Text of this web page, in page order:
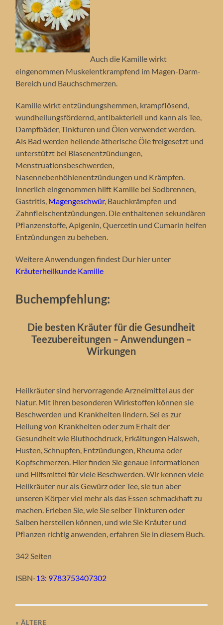
Auch die Kamille wirkt
eingenommen Muskelentkrampfend im Magen-Darm-
Bereich und Bauchschmerzen.
Kamille wirkt entzündungshemmen, krampflösend,
wundheilungsfördernd, antibakteriell und kann als Tee,
Dampfbäder, Tinkturen und Ölen verwendet werden.
Als Bad werden heilende ätherische Öle freigesetzt und
unterstützt bei Blasenentzündungen,
Menstruationsbeschwerden,
Nasennebenhöhlenentzündungen und Krämpfen.
Innerlich eingenommen hilft Kamille bei Sodbrennen,
Gastritis, Magengeschwür, Bauchkrämpfen und
Zahnfleischentzündungen. Die enthaltenen sekundären
Pflanzenstoffe, Apigenin, Quercetin und Cumarin helfen
Entzündungen zu beheben.
Weitere Anwendungen findest Dur hier unter
Kräuterheilkunde Kamille
Buchempfehlung:
Die besten Kräuter für die Gesundheit
Teezubereitungen – Anwendungen –
Wirkungen
Heilkräuter sind hervorragende Arzneimittel aus der
Natur. Mit ihren besonderen Wirkstoffen können sie
Beschwerden und Krankheiten lindern. Sei es zur
Heilung von Krankheiten oder zum Erhalt der
Gesundheit wie Bluthochdruck, Erkältungen Halsweh,
Husten, Schnupfen, Entzündungen, Rheuma oder
Kopfschmerzen. Hier finden Sie genaue Informationen
und Hilfsmittel für viele Beschwerden. Wir kennen viele
Heilkräuter nur als Gewürz oder Tee, sie tun aber
unseren Körper viel mehr als das Essen schmackhaft zu
machen. Erleben Sie, wie Sie selber Tinkturen oder
Salben herstellen können, und wie Sie Kräuter und
Pflanzen richtig anwenden, erfahren Sie in diesem Buch.
342 Seiten
ISBN-13: 9783753407302
« ÄLTERE